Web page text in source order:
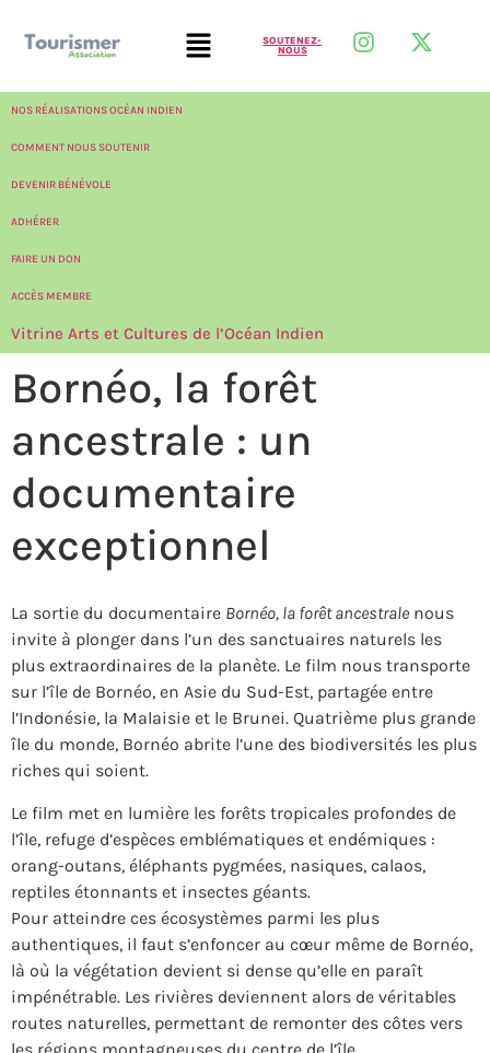
SOUTENEZ-
NOUS
NOS RÉALISATIONS OCÉAN INDIEN
COMMENT NOUS SOUTENIR
DEVENIR BÉNÉVOLE
ADHÉRER
FAIRE UN DON
ACCÈS MEMBRE
Vitrine Arts et Cultures de l’Océan Indien
Bornéo, la forêt
ancestrale : un
documentaire
exceptionnel
La sortie du documentaire Bornéo, la forêt ancestrale nous
invite à plonger dans l’un des sanctuaires naturels les
plus extraordinaires de la planète. Le film nous transporte
sur l’île de Bornéo, en Asie du Sud-Est, partagée entre
l’Indonésie, la Malaisie et le Brunei. Quatrième plus grande
île du monde, Bornéo abrite l’une des biodiversités les plus
riches qui soient.
Le film met en lumière les forêts tropicales profondes de
l’île, refuge d’espèces emblématiques et endémiques :
orang-outans, éléphants pygmées, nasiques, calaos,
reptiles étonnants et insectes géants.
Pour atteindre ces écosystèmes parmi les plus
authentiques, il faut s’enfoncer au cœur même de Bornéo,
là où la végétation devient si dense qu’elle en paraît
impénétrable. Les rivières deviennent alors de véritables
routes naturelles, permettant de remonter des côtes vers